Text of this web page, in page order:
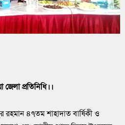
জেলা প্রতিনিধি।।
৪৭তম শাহাদাত বার্ষিকী ও